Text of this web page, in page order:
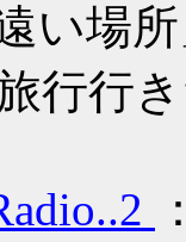
い場
行行